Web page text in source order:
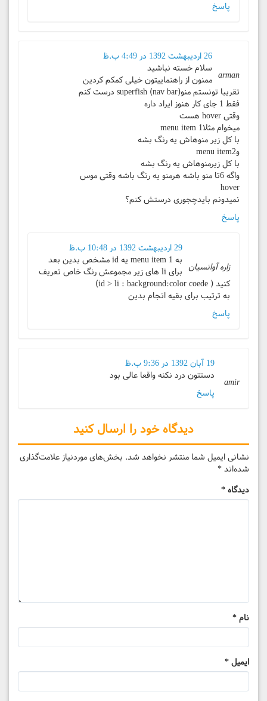
پاسخ
arman
26 اردیبهشت 1392 در 4:49 ب.ظ
سلام خسته نباشید
ممنون از راهنماییتون خیلی کمکم کردین
تقریبا تونستم منو(superfish (nav bar درست کنم
فقط 1 جای کار هنوز ایراد داره
وقتی hover هست
میخوام مثلا1 menu item
با کل زیر منوهاش یه رنگ بشه
وmenu item2
با کل زیرمنوهاش یه رنگ بشه
واگه 6تا منو باشه هرمنو یه رنگ باشه وقتی موس
hover
نمیدونم بایدچجوری درستش کنم؟
پاسخ
زاره آوانسیان
29 اردیبهشت 1392 در 10:48 ب.ظ
به 1 menu item یه id مشخص بدین بعد
برای li های زیر مجموعش رنگ خاص تعریف
کنید ( id > li : background:color coede)
به ترتیب برای بقیه انجام بدین
پاسخ
amir
19 آبان 1392 در 9:36 ب.ظ
دستتون درد نکنه واقعا عالی بود
پاسخ
دیدگاه خود را ارسال کنید
نشانی ایمیل شما منتشر نخواهد شد. بخش‌های موردنیاز علامت‌گذاری
شده‌اند *
دیدگاه *
نام *
ایمیل *